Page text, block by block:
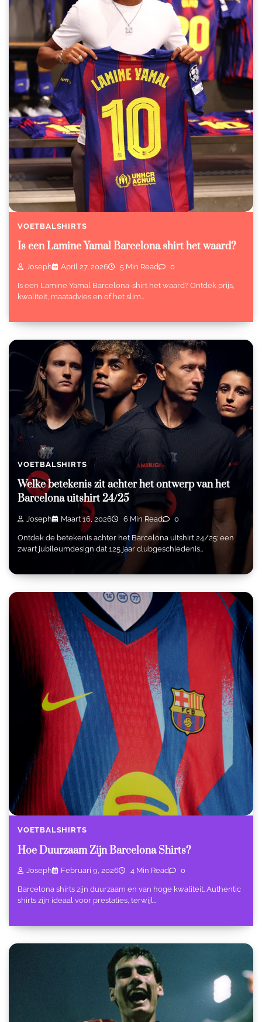
VOETBALSHIRTS
Is een Lamine Yamal Barcelona shirt het waard?
Joseph April 27, 2026 5 Min Read 0
Is een Lamine Yamal Barcelona-shirt het waard? Ontdek prijs,
kwaliteit, maatadvies en of het slim…
VOETBALSHIRTS
Welke betekenis zit achter het ontwerp van het
Barcelona uitshirt 24/25
Joseph Maart 16, 2026 6 Min Read 0
Ontdek de betekenis achter het Barcelona uitshirt 24/25: een
zwart jubileumdesign dat 125 jaar clubgeschiedenis…
VOETBALSHIRTS
Hoe Duurzaam Zijn Barcelona Shirts?
Joseph Februari 9, 2026 4 Min Read 0
Barcelona shirts zijn duurzaam en van hoge kwaliteit. Authentic
shirts zijn ideaal voor prestaties, terwijl…